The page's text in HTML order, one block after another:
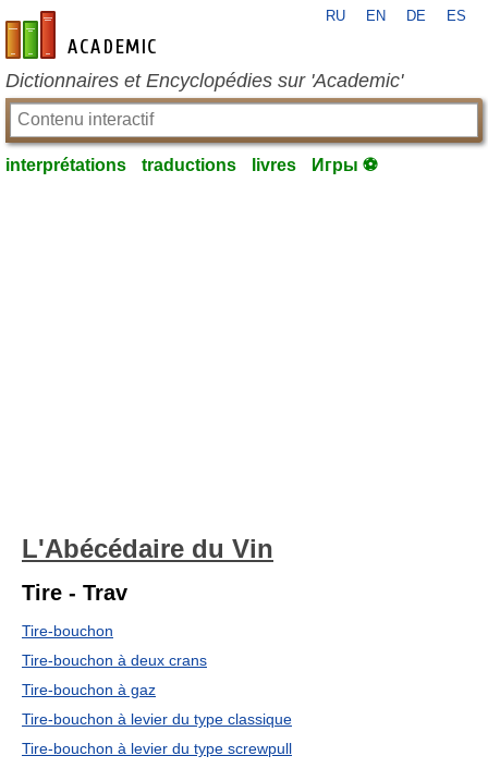
fr-academic.com
RU EN DE ES
Dictionnaires et Encyclopédies sur 'Academic'
interprétations traductions livres Игры ⚽
L'Abécédaire du Vin
Tire - Trav
Tire-bouchon
Tire-bouchon à deux crans
Tire-bouchon à gaz
Tire-bouchon à levier du type classique
Tire-bouchon à levier du type screwpull